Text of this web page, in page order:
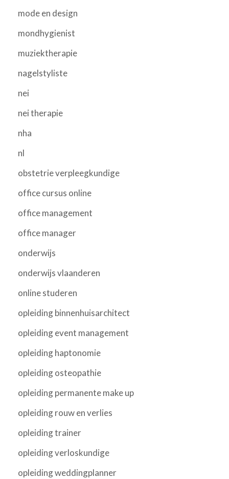
mode en design
mondhygienist
muziektherapie
nagelstyliste
nei
nei therapie
nha
nl
obstetrie verpleegkundige
office cursus online
office management
office manager
onderwijs
onderwijs vlaanderen
online studeren
opleiding binnenhuisarchitect
opleiding event management
opleiding haptonomie
opleiding osteopathie
opleiding permanente make up
opleiding rouw en verlies
opleiding trainer
opleiding verloskundige
opleiding weddingplanner